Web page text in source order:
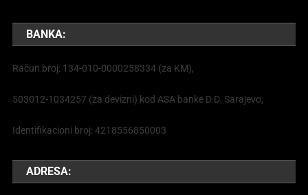
BANKA:
Račun broj: 134-010-0000258334 (za KM),
503012-1034257 (za devizni) kod ASA banke D.D. Sarajevo,
Identifikacioni broj: 4218556850003
ADRESA: